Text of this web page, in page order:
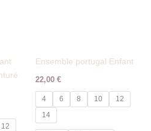
12
Ensemble portugal Enfant
22,00 €
4 6 8 10
12
14